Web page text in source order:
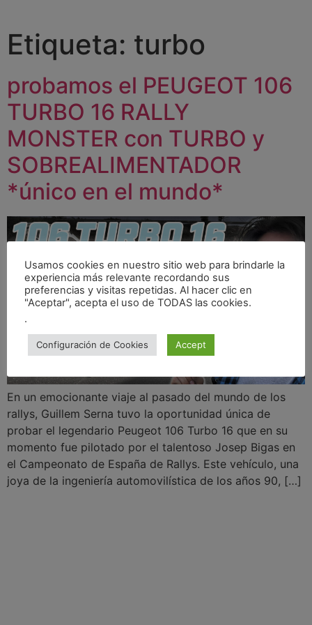
Etiqueta: turbo
probamos el PEUGEOT 106
TURBO 16 RALLY
MONSTER con TURBO y
SOBREALIMENTADOR
*único en el mundo*
En un emocionante viaje al pasado del mundo de los
rallys, Guillem Serna tuvo la oportunidad única de
probar el legendario Peugeot 106 Turbo 16 que en su
momento fue pilotado por el talentoso Josep Bigas en
el Campeonato de España de Rallys. Este vehículo, una
joya de la ingeniería automovilística de los años 90, […]
Usamos cookies en nuestro sitio web para brindarle la
experiencia más relevante recordando sus
preferencias y visitas repetidas. Al hacer clic en
"Aceptar", acepta el uso de TODAS las cookies.
.
Configuración de Cookies Accept